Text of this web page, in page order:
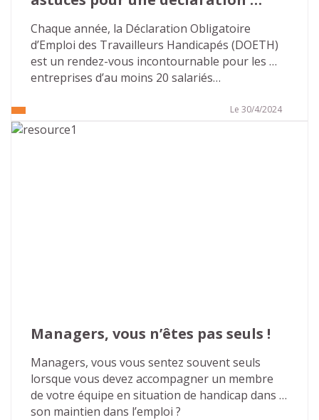
réussie
Chaque année, la Déclaration Obligatoire
d’Emploi des Travailleurs Handicapés (DOETH)
est un rendez-vous incontournable pour les
entreprises d’au moins 20 salariés…
Le 30/4/2024
Managers, vous n’êtes pas seuls !
Managers, vous vous sentez souvent seuls
lorsque vous devez accompagner un membre
de votre équipe en situation de handicap dans
son maintien dans l’emploi ?